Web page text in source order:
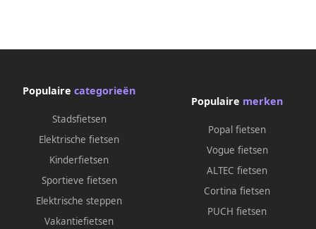
Populaire categorieën
Stadsfietsen
Elektrische fietsen
Kinderfietsen
Sportieve fietsen
Elektrische steppen
Vakantiefietsen
Populaire merken
Popal fietsen
Vogue fietsen
ALTEC fietsen
Cortina fietsen
PUCH fietsen